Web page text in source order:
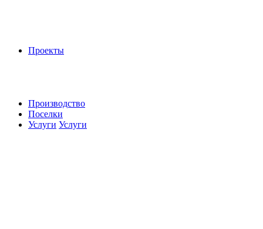
Проекты
Производство
Поселки
Услуги Услуги